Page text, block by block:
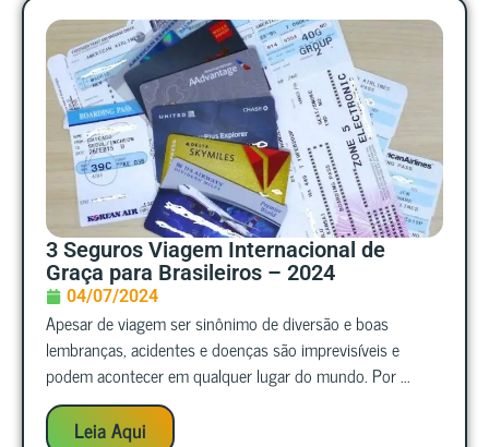
3 Seguros Viagem Internacional de
Graça para Brasileiros – 2024
04/07/2024
Apesar de viagem ser sinônimo de diversão e boas
lembranças, acidentes e doenças são imprevisíveis e
podem acontecer em qualquer lugar do mundo. Por ...
Leia Aqui